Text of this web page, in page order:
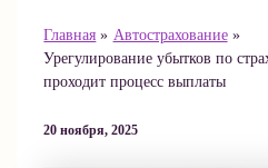
Главная
Автострахование
Урегулирование убытков по
проходит процесс выплаты
20 ноября, 2025